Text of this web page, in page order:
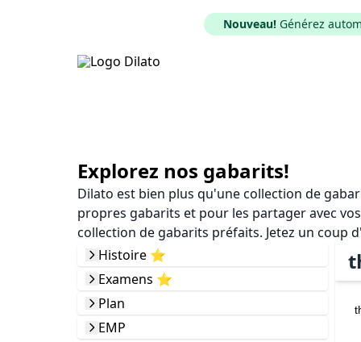
Nouveau! Générez
Explorez nos gabarits!
Dilato est bien plus qu'une collection de
propres gabarits et pour les partager avec
collection de gabarits préfaits. Jetez un coup
Histoire ⭐️
Examens ⭐️
Plan
EMP